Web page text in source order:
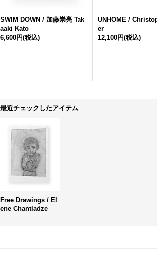
SWIM DOWN / 加藤崇亮 Tak
aaki Kato
6,600円(税込)
UNHOME /
er
12,100円(税込)
最近チェックしたアイテム
Free Drawings / El
ene Chantladze